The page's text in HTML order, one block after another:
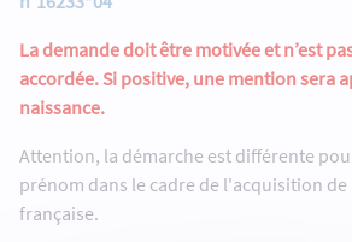
La demande doit être motivée et n’est
accordée. Si positive, une mention sera
naissance.
Attention, la démarche est différente
prénom dans le cadre de l'acquisition
française.